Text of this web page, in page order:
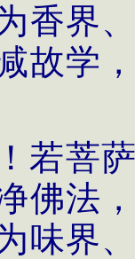
香界
故学
若菩
佛法
味界